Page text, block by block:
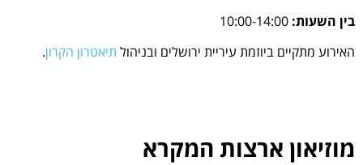
בין השעות:
האירוע מתקיים ביוזמת עיריית ירושלים ובניהול תיאטרון הקרון.
מוזיאון ארצות המקרא